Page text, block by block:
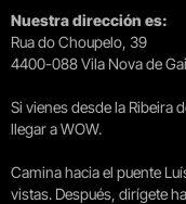
Nuestra dirección es:
Rua do Choupelo, 39
4400-088 Vila Nova de
Si vienes desde la Ribeira
llegar a WOW.
Camina hacia el puente
vistas. Después, dirígete